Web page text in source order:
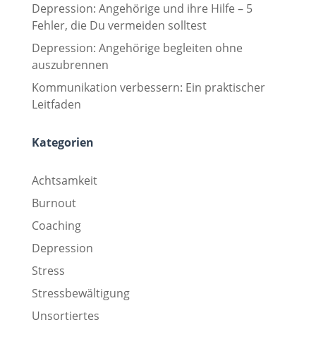
Depression: Angehörige und ihre Hilfe – 5
Fehler, die Du vermeiden solltest
Depression: Angehörige begleiten ohne
auszubrennen
Kommunikation verbessern: Ein praktischer
Leitfaden
Kategorien
Achtsamkeit
Burnout
Coaching
Depression
Stress
Stressbewältigung
Unsortiertes